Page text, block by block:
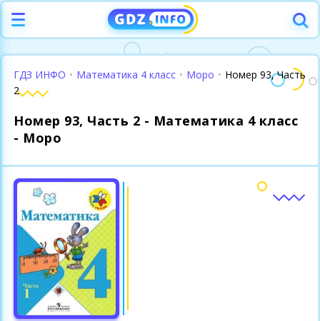
ГДЗ ИНФО • Математика 4 класс • Моро • Номер 93, Часть
2
Номер 93, Часть 2 - Математика 4 класс
- Моро